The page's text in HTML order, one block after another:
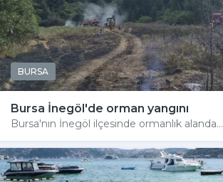
BURSA
Bursa İnegöl'de orman yangını
Bursa'nın İnegöl ilçesinde ormanlık alanda...